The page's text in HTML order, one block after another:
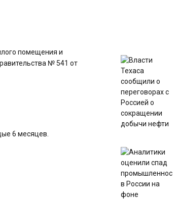
помещения и
№ 541 от
6 месяцев.